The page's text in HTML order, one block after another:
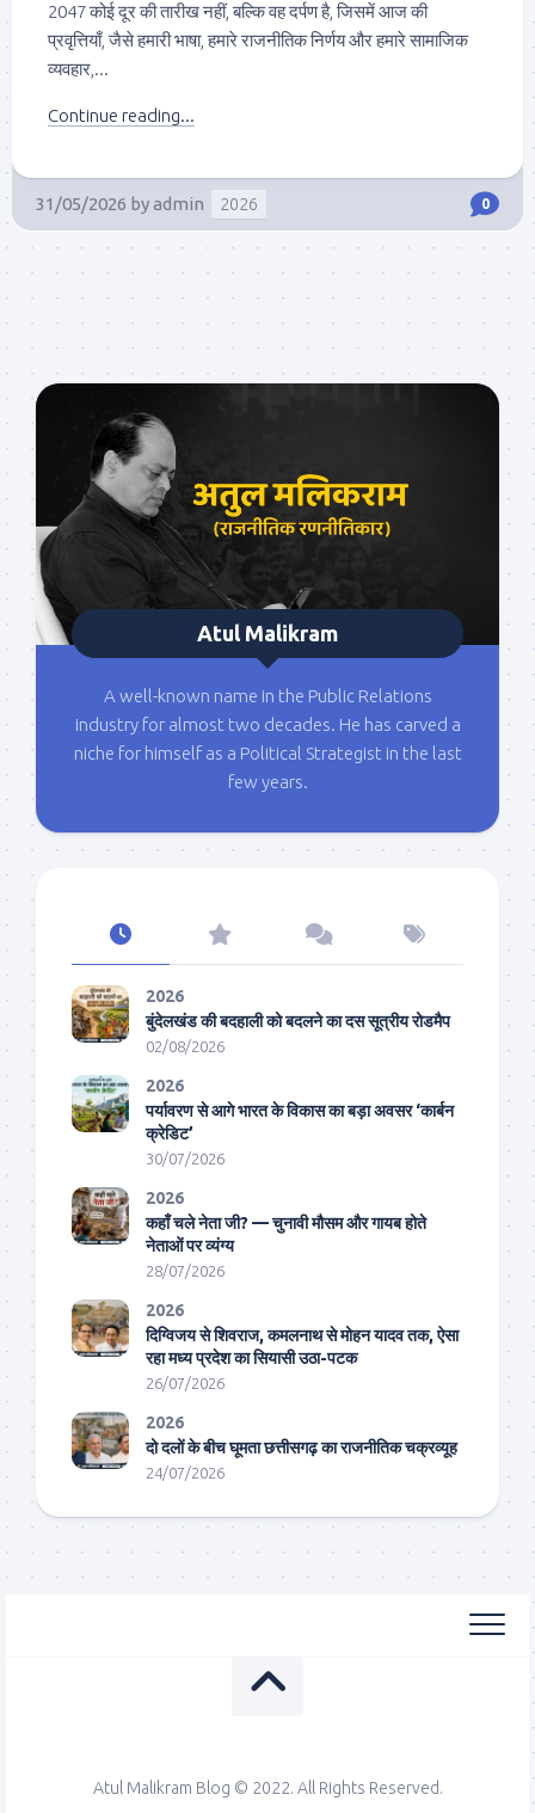
2047 कोई दूर की तारीख नहीं, बल्कि वह दर्पण है, जिसमें आज की
प्रवृत्तियाँ, जैसे हमारी भाषा, हमारे राजनीतिक निर्णय और हमारे सामाजिक
व्यवहार,...
Continue reading...
31/05/2026 byadmin 2026 0
Atul Malikram
A well-known name in the Public Relations
industry for almost two decades. He has carved a
niche for himself as a Political Strategist in the last
few years.
2026
बुंदेलखंड की बदहाली को बदलने का दस सूत्रीय रोडमैप
02/08/2026
2026
पर्यावरण से आगे भारत के विकास का बड़ा अवसर ‘कार्बन
क्रेडिट’
30/07/2026
2026
कहाँ चले नेता जी? — चुनावी मौसम और गायब होते
नेताओं पर व्यंग्य
28/07/2026
2026
दिग्विजय से शिवराज, कमलनाथ से मोहन यादव तक, ऐसा
रहा मध्य प्रदेश का सियासी उठा-पटक
26/07/2026
2026
दो दलों के बीच घूमता छत्तीसगढ़ का राजनीतिक चक्रव्यूह
24/07/2026
Atul Malikram Blog © 2022. All Rights Reserved.